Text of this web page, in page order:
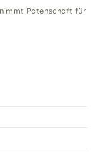
Patenschaft für